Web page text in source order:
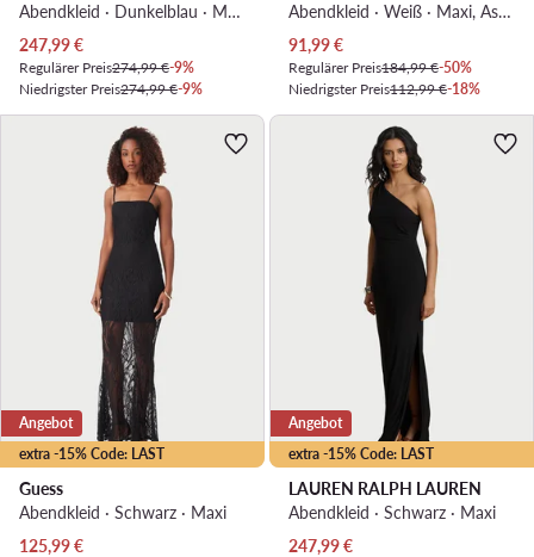
Abendkleid · Dunkelblau · Maxi
Aktueller Preis
247,99€
Regulärer Preis274,99 €-9%
Niedrigster Preis274,99 €-9%
Abendkleid · Weiß · Maxi, Asymmetrisch
Aktueller Preis
91,99€
Regulärer Preis184,99 €-50%
Niedrigster Preis112,99 €-18%
extra -15% Code: LAST
Angebot
Guess
Abendkleid · Schwarz · Maxi
Aktueller Preis
125,99€
extra -15% Code: LAST
Angebot
LAUREN RALPH LAUREN
Abendkleid · Schwarz · Maxi
Aktueller Preis
247,99€